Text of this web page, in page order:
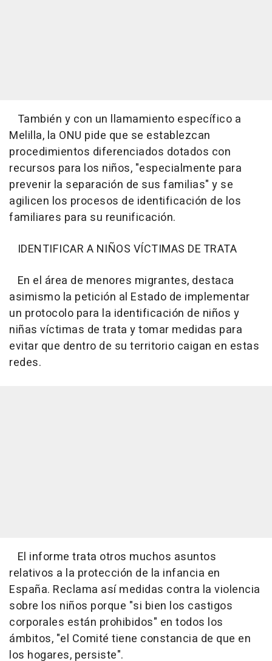
También y con un llamamiento específico a
Melilla, la ONU pide que se establezcan
procedimientos diferenciados dotados con
recursos para los niños, "especialmente para
prevenir la separación de sus familias" y se
agilicen los procesos de identificación de los
familiares para su reunificación.
IDENTIFICAR A NIÑOS VÍCTIMAS DE TRATA
En el área de menores migrantes, destaca
asimismo la petición al Estado de implementar
un protocolo para la identificación de niños y
niñas víctimas de trata y tomar medidas para
evitar que dentro de su territorio caigan en estas
redes.
El informe trata otros muchos asuntos
relativos a la protección de la infancia en
España. Reclama así medidas contra la violencia
sobre los niños porque "si bien los castigos
corporales están prohibidos" en todos los
ámbitos, "el Comité tiene constancia de que en
los hogares, persiste".